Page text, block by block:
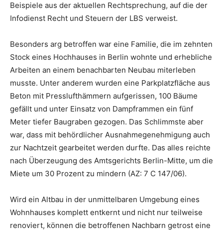
Beispiele aus der aktuellen Rechtsprechung, auf die der
Infodienst Recht und Steuern der LBS verweist.
Besonders arg betroffen war eine Familie, die im zehnten
Stock eines Hochhauses in Berlin wohnte und erhebliche
Arbeiten an einem benachbarten Neubau miterleben
musste. Unter anderem wurden eine Parkplatzfläche aus
Beton mit Presslufthämmern aufgerissen, 100 Bäume
gefällt und unter Einsatz von Dampframmen ein fünf
Meter tiefer Baugraben gezogen. Das Schlimmste aber
war, dass mit behördlicher Ausnahmegenehmigung auch
zur Nachtzeit gearbeitet werden durfte. Das alles reichte
nach Überzeugung des Amtsgerichts Berlin-Mitte, um die
Miete um 30 Prozent zu mindern (AZ: 7 C 147/06).
Wird ein Altbau in der unmittelbaren Umgebung eines
Wohnhauses komplett entkernt und nicht nur teilweise
renoviert, können die betroffenen Nachbarn getrost eine